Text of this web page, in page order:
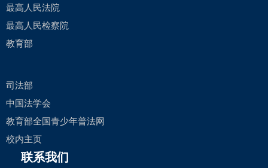
最高人民法院
最高人民检察院
教育部
司法部
中国法学会
教育部全国青少年普法网
校内主页
联系我们